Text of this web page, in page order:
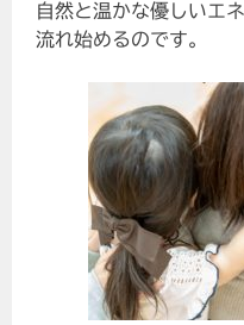
自然と温かな優しいエ
流れ始めるのです。